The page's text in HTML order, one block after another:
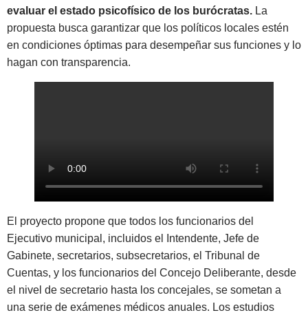
evaluar el estado psicofísico de los burócratas. La
propuesta busca garantizar que los políticos locales estén
en condiciones óptimas para desempeñar sus funciones y lo
hagan con transparencia.
El proyecto propone que todos los funcionarios del
Ejecutivo municipal, incluidos el Intendente, Jefe de
Gabinete, secretarios, subsecretarios, el Tribunal de
Cuentas, y los funcionarios del Concejo Deliberante, desde
el nivel de secretario hasta los concejales, se sometan a
una serie de exámenes médicos anuales. Los estudios